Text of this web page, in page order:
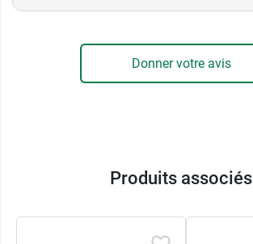
Donner votre avis
Produits associés